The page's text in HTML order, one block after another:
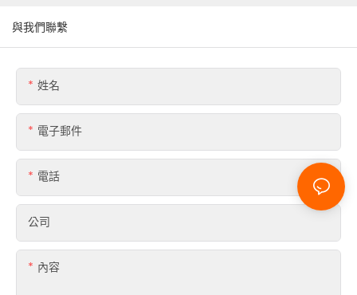
與我們聯繫
姓名
電子郵件
電話
公司
內容